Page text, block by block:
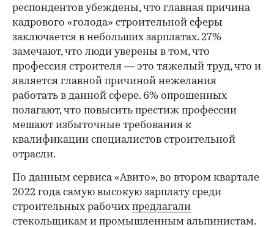
респондентов убеждены, что главная причина
кадрового «голода» строительной сферы
заключается в небольших зарплатах. 27%
замечают, что люди уверены в том, что
профессия строителя — это тяжелый труд, что и
является главной причиной нежелания
работать в данной сфере. 6% опрошенных
полагают, что повысить престиж профессии
мешают избыточные требования к
квалификации специалистов строительной
отрасли.
По данным сервиса «Авито», во втором квартале
2022 года самую высокую зарплату среди
строительных рабочих предлагали
стекольщикам и промышленным альпинистам.